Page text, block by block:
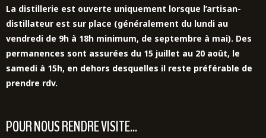
La distillerie est ouverte uniquement lorsque l’artisan-
distillateur est sur place (généralement du lundi au
vendredi de 9h à 18h minimum, de septembre à mai). Des
permanences sont assurées du 15 juillet au 20 août, le
samedi à 15h, en dehors desquelles il reste préférable de
prendre rdv.
POUR NOUS RENDRE VISITE...